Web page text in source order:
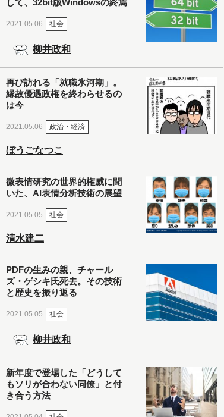
して、32bit版Windowsの終焉
2021.05.06 社会
柳井政和
再び訪れる「就職氷河期」。
縁故優遇政権を終わらせるの
は今
2021.05.06 政治・経済
ぼうごなつこ
微表情研究の世界的権威に聞
いた、AI表情分析技術の展望
2021.05.05 社会
清水建二
PDFの生みの親、チャール
ズ・ゲシキ氏死去。その技術
と歴史を振り返る
2021.05.05 社会
柳井政和
新年度で登場した「どうして
もソリが合わない同僚」と付
き合う方法